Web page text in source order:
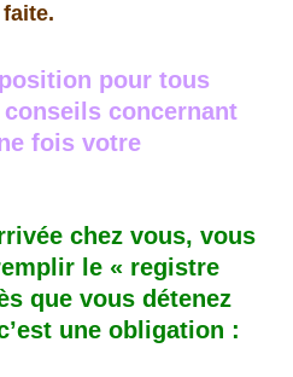
pour tous
concernant
fois votre
chez vous, vous
le « registre
que vous détenez
une obligation :